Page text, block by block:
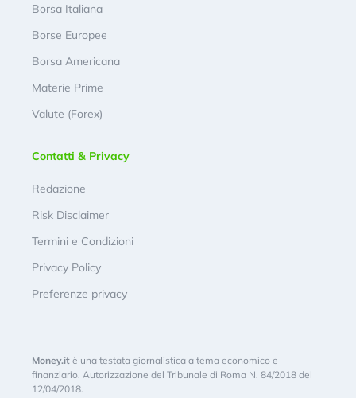
Borsa Italiana
Borse Europee
Borsa Americana
Materie Prime
Valute (Forex)
Contatti & Privacy
Redazione
Risk Disclaimer
Termini e Condizioni
Privacy Policy
Preferenze privacy
Money.it è una testata giornalistica a tema economico e
finanziario. Autorizzazione del Tribunale di Roma N. 84/2018 del
12/04/2018.